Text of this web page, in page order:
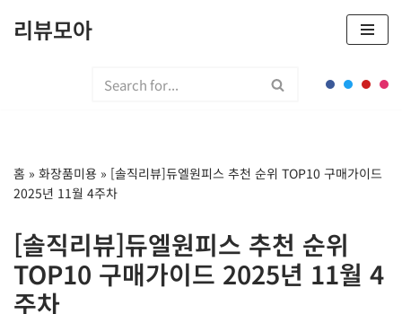
뛰
기
리뷰모아
홈 » 화장품미용 » [솔직리뷰]듀엘원피스 추천 순위 TOP10 구매가이드
2025년 11월 4주차
[솔직리뷰]듀엘원피스 추천 순위
TOP10 구매가이드 2025년 11월 4
주차